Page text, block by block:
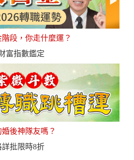
階段，你走什麼運？
富指數鑑定
婚後神隊友嗎？
詳批限時8折